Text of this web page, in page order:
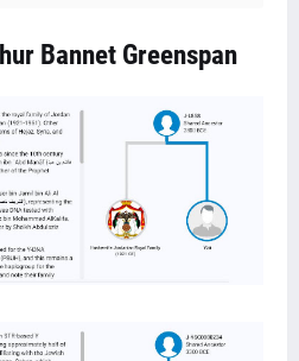
Bannet Greenspan